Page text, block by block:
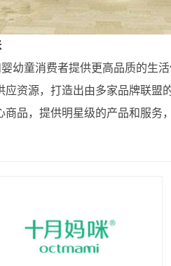
幼童消费者提供更高品质的生
应资源，打造出由多家品牌联
商品，提供明星级的产品和服